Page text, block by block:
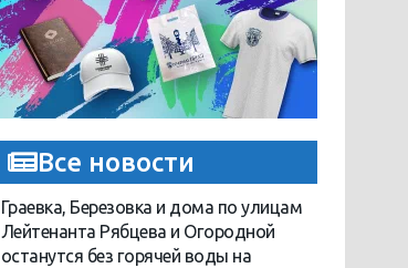
Все новости
Граевка, Березовка и дома по улицам
Лейтенанта Рябцева и Огородной
останутся без горячей воды на